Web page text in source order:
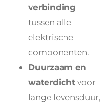
verbinding
tussen alle
elektrische
componenten.
Duurzaam en
waterdichtvoor
lange levensduur,